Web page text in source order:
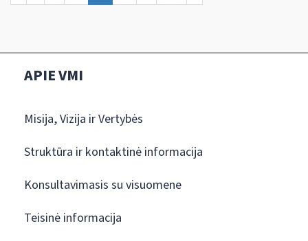
APIE VMI
Misija, Vizija ir Vertybės
Struktūra ir kontaktinė informacija
Konsultavimasis su visuomene
Teisinė informacija